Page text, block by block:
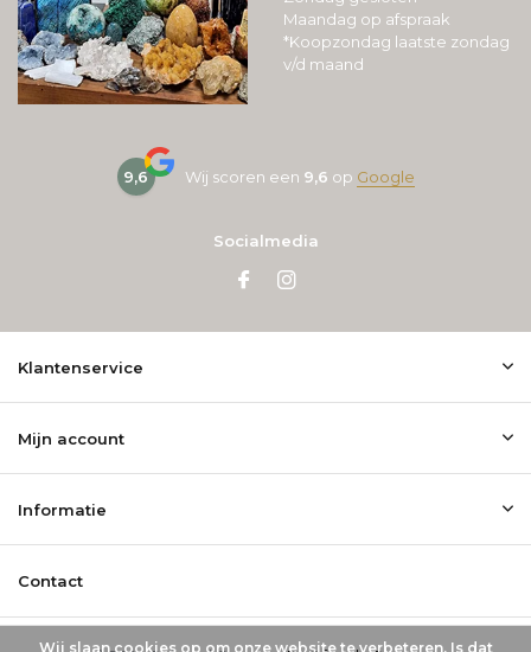
Maandag op afspraak
*Koopzondag laatste zondag
v/d maand
9,6 Wij scoren een 9,6 op Google
Socialmedia
Klantenservice
Mijn account
Informatie
Contact
Wij slaan cookies op om onze website te verbeteren. Is dat